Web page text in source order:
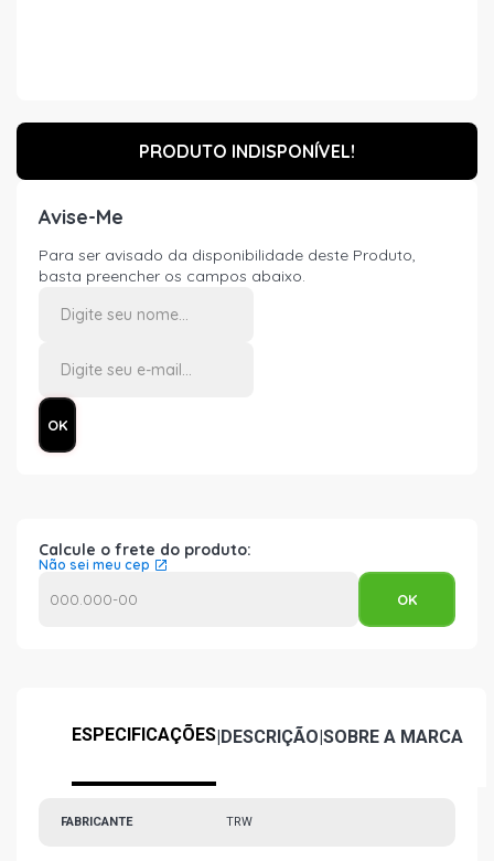
PRODUTO INDISPONÍVEL!
Avise-Me
Para ser avisado da disponibilidade deste Produto,
basta preencher os campos abaixo.
Calcule o frete do produto:
Não sei meu cep
ESPECIFICAÇÕES|DESCRIÇÃO|SOBRE A MARCA
FABRICANTE TRW